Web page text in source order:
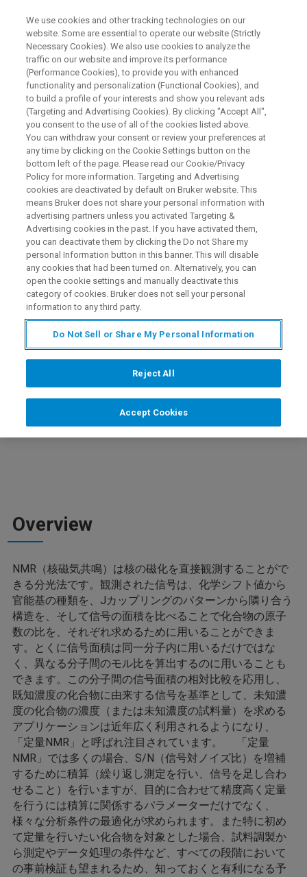
NUCLEAR MAGNETIC RESONANCE (NMR) WEBINAR
定量NMR入門
NMR（核磁気共鳴）は核の磁化を直接観測す
ることができる分光法です。観測された信号
は、化学シフト値から官能基の種類を、Jカッ
プリングのパターンから隣り合う構造を、そ
して信号の面積を比べることで化合物の原子
数の比を、それぞれ求めるために用いること
ができます。とくに信号面積は同一分子内に
用いるだけではなく、異なる分子間のモル比
を算出するのに用いることもできます。この
分子間の信号面積の相対比較を応用し、既知
濃度の化合物に由来する信号を基準として、
未知濃度の化合物の濃度（または未知濃度の
Overview
NMR（核磁気共鳴）は核の磁化を直接観測することがで
きる分光法です。観測された信号は、化学シフト値から
官能基の種類を、Jカップリングのパターンから隣り合う
構造を、そして信号の面積を比べることで化合物の原子
数の比を、それぞれ求めるために用いることができま
す。とくに信号面積は同一分子内に用いるだけではな
く、異なる分子間のモル比を算出するのに用いることも
できます。この分子間の信号面積の相対比較を応用し、
既知濃度の化合物に由来する信号を基準として、未知濃
度の化合物の濃度（または未知濃度の試料量）を求める
アプリケーションは近年広く利用されるようになり、
「定量NMR」と呼ばれ注目されています。 「定量
NMR」では多くの場合、S/N（信号対ノイズ比）を増補
するために積算（繰り返し測定を行い、信号を足し合わ
せること）を行いますが、目的に合わせて精度高く定量
を行うには積算に関係するパラメーターだけでなく、
様々な分析条件の最適化が求められます。また特に初め
て定量を行いたい化合物を対象とした場合、試料調製か
ら測定やデータ処理の条件など、すべての段階において
の事前検証も望まれるため、知っておくと有利になる予
We use cookies and other tracking technologies on our
website. Some are essential to operate our website (Strictly
Necessary Cookies). We also use cookies to analyze the
traffic on our website and improve its performance
(Performance Cookies), to provide you with enhanced
functionality and personalization (Functional Cookies), and
to build a profile of your interests and show you relevant ads
(Targeting and Advertising Cookies). By clicking "Accept All",
you consent to the use of all of the cookies listed above.
You can withdraw your consent or review your preferences at
any time by clicking on the Cookie Settings button on the
bottom left of the page. Please read our Cookie/Privacy
Policy for more information. Targeting and Advertising
cookies are deactivated by default on Bruker website. This
means Bruker does not share your personal information with
advertising partners unless you activated Targeting &
Advertising cookies in the past. If you have activated them,
you can deactivate them by clicking the Do not Share my
personal Information button in this banner. This will disable
any cookies that had been turned on. Alternatively, you can
open the cookie settings and manually deactivate this
category of cookies. Bruker does not sell your personal
information to any third party.
Do Not Sell or Share My Personal Information
Reject All
Accept Cookies